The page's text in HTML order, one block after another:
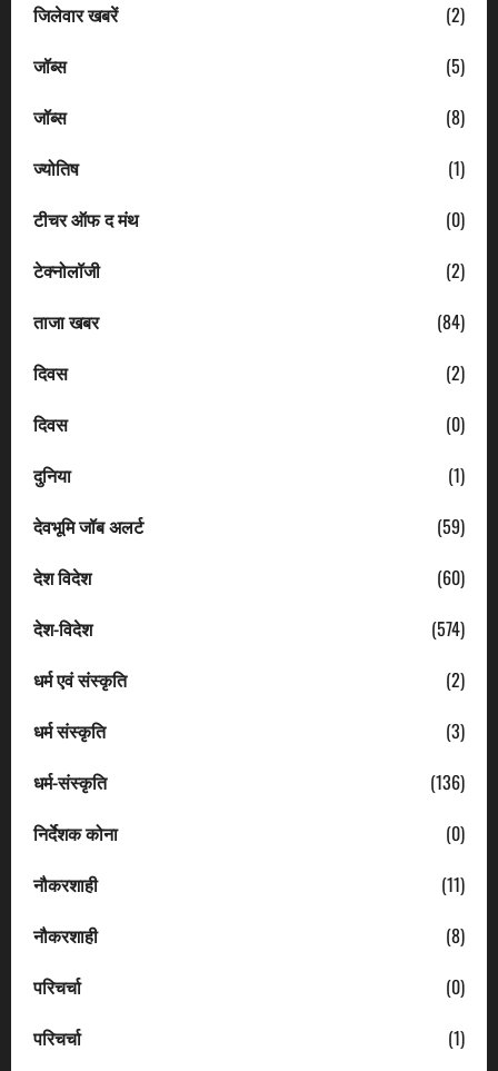
जिलेवार खबरें
(2)
जॉब्स
(5)
जॉब्स
(8)
ज्योतिष
(1)
टीचर ऑफ द मंथ
(0)
टेक्नोलॉजी
(2)
ताजा खबर
(84)
दिवस
(2)
दिवस
(0)
दुनिया
(1)
देवभूमि जॉब अलर्ट
(59)
देश विदेश
(60)
देश-विदेश
(574)
धर्म एवं संस्कृति
(2)
धर्म संस्कृति
(3)
धर्म-संस्कृति
(136)
निर्देशक कोना
(0)
नौकरशाही
(11)
नौकरशाही
(8)
परिचर्चा
(0)
परिचर्चा
(1)